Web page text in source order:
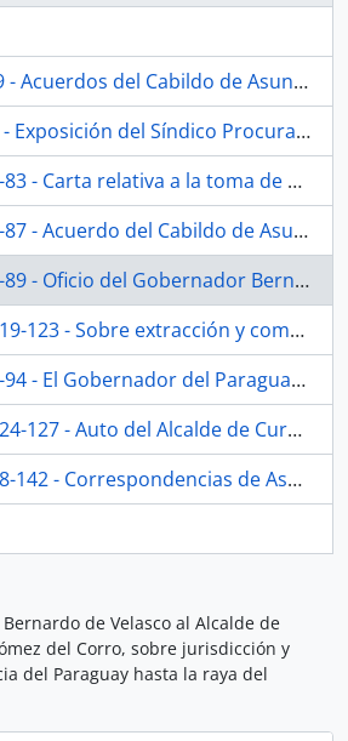
Acuerdos del Cabildo de Asunción.
del Síndico Procurador General sobre abastecimiento de carne.
a la toma de Buenos Aires por una expedición inglesa y su posterior reconquista.
sobre el perjuicio ocasionado a la causa pública por la prolongada enfermedad del Teniente Asesor Letrado José Merino de Pinillos.
de Velasco al Alcalde de Primer Voto Manuel Gómez del Corro, sobre jurisdicción y derechos de la Provincia del Paraguay hasta la raya del Paraná.
- Sobre extracción y compra clandestina de tabaco.
Bernardo de Velasco, ordena a los Pueblos de la Provincia el cese inmediato del castigo y maltrato a los indios.
Alcalde de Curuguaty sobre cumplimiento de una Ordenanza de Buen Gobierno.
- Correspondencias de Asunción.
de Velasco al Alcalde de
del Corro, sobre jurisdicción y
del Paraguay hasta la raya del